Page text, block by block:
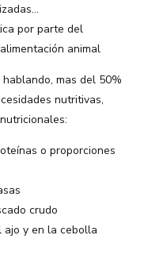
por parte del
animal
mas del 50%
nutritivas,
o proporciones
crudo
ajo y en la cebolla